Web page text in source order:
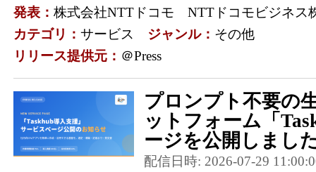
発表： 株式会社NTTドコモ NTTドコモビジネス
カテゴリ： サービス ジャンル： その他
リリース提供元： ＠Press
プロンプト不要の
ットフォーム「
ージを公開しまし
配信日時: 2026-07-29